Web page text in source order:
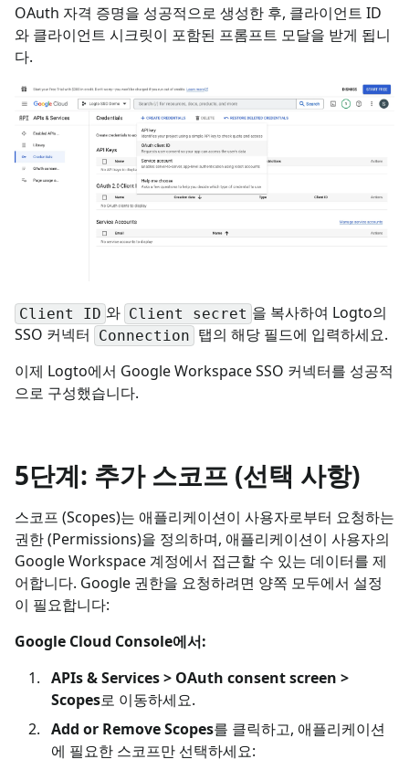
OAuth 자격 증명을 성공적으로 생성한 후, 클라이언트 ID
와 클라이언트 시크릿이 포함된 프롬프트 모달을 받게 됩니
다.
Client ID 와 Client secret 을 복사하여 Logto의
SSO 커넥터
Connection 탭의 해당 필드에 입력하세요.
이제 Logto에서 Google Workspace SSO 커넥터를 성공적
으로 구성했습니다.
5단계: 추가 스코프 (선택 사항)
스코프 (Scopes)는 애플리케이션이 사용자로부터 요청하는
권한 (Permissions)을 정의하며, 애플리케이션이 사용자의
Google Workspace 계정에서 접근할 수 있는 데이터를 제
어합니다. Google 권한을 요청하려면 양쪽 모두에서 설정
이 필요합니다:
Google Cloud Console에서:
APIs & Services > OAuth consent screen >
Scopes로 이동하세요.
Add or Remove Scopes를 클릭하고, 애플리케이션
에 필요한 스코프만 선택하세요: